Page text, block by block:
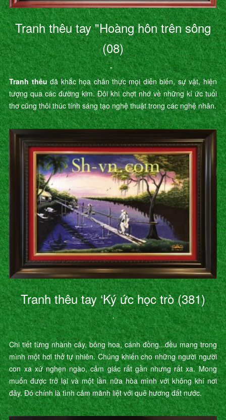
Tranh thêu tay "Hoàng hôn trên sông
(08)
"
Tranh thêuđã khắc họa chân thực mọi diễn biến, sự vật, hiện
tượng qua các đường kim. Đôi khi chợt nhớ về những kí ức tuổi
thơ cũng thôi thúc tính sáng tạo nghệ thuật trong các nghệ nhân.
Tranh thêu tay ‘Ký ức học trò (381)
’
Chi tiết từng nhành cây, bông hoa, cánh đồng...đều mang trong
mình một hơi thở tự nhiên. Chúng khiến cho những người người
con xa xứ nghẹn ngào, cảm giác rất gần nhưng rất xa. Mong
muốn được trở lại và một lần nữa hòa mình với không khí nơi
đây. Đó chính là tình cảm mãnh liệt với quê hương đất nước.